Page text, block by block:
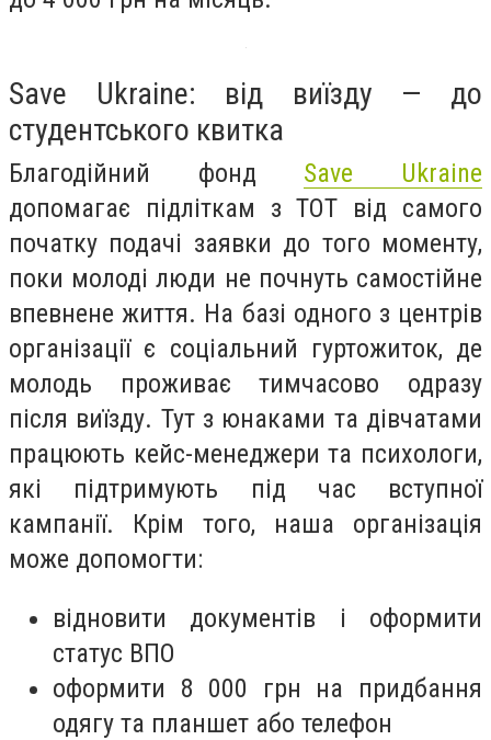
Save Ukraine: від виїзду — до
студентського квитка
Благодійний фонд Save Ukraine
допомагає підліткам з ТОТ від самого
початку подачі заявки до того моменту,
поки молоді люди не почнуть самостійне
впевнене життя. На базі одного з центрів
організації є соціальний гуртожиток, де
молодь проживає тимчасово одразу
після виїзду. Тут з юнаками та дівчатами
працюють кейс-менеджери та психологи,
які підтримують під час вступної
кампанії. Крім того, наша організація
може допомогти:
відновити документів і оформити
статус ВПО
оформити 8 000 грн на придбання
одягу та планшет або телефон